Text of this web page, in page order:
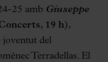
25 amb Giuseppe
19 h),
joventut del
Terradellas. El